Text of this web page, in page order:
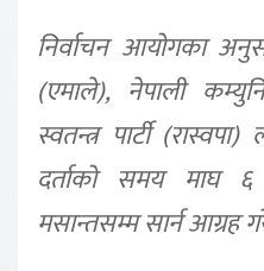
निर्वाचन आयोगका
(एमाले), नेपाली
स्वतन्त्र पार्टी
दर्ताको समय माघ
मसान्तसम्म सार्न आग्रह